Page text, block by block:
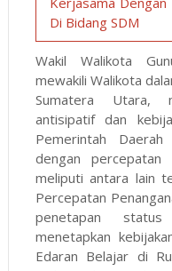
Di Bidang SDM
Wakil Walikota
mewakili Walikota
Sumatera Utara,
antisipatif dan
Pemerintah
dengan percepatan
meliputi antara lain
Percepatan
penetapan
menetapkan
Edaran Belajar di